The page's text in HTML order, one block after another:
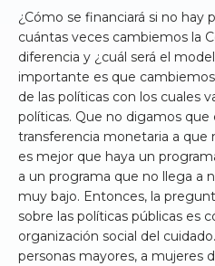
¿Cómo se financiará si no hay
cuántas veces cambiemos la
diferencia y ¿cuál será el
importante es que
de las políticas con los cuales
políticas. Que no digamos que
transferencia monetaria a que
es mejor que haya un
a un programa que no llega a
muy bajo. Entonces, la
sobre las políticas públicas es
organización social del
personas mayores, a mujeres